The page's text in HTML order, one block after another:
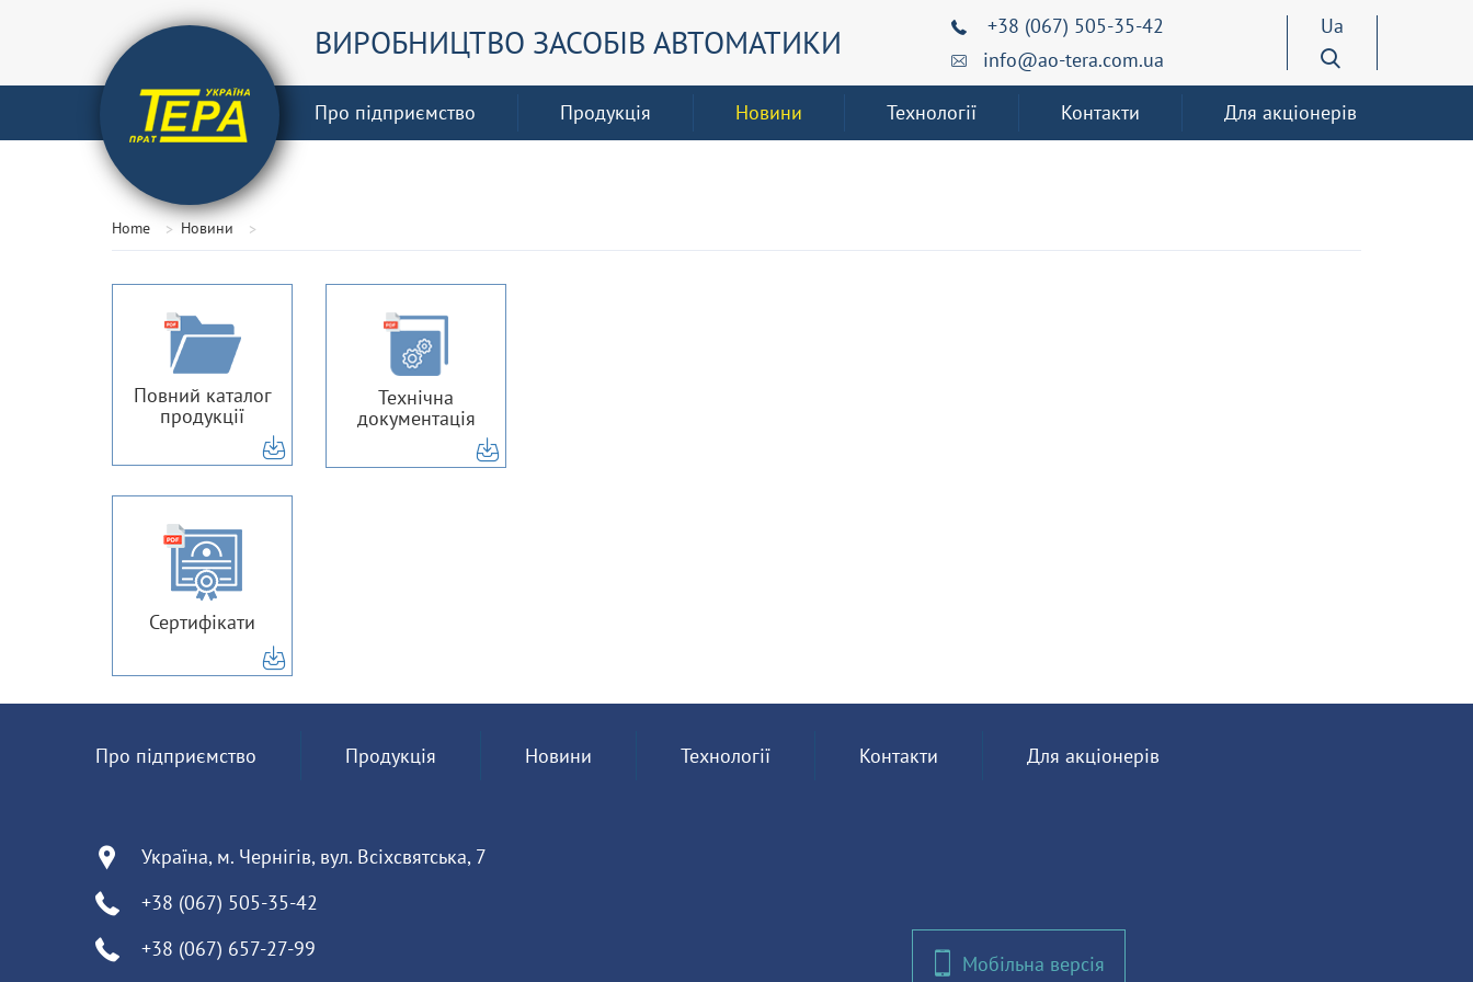
ВИРОБНИЦТВО ЗАСОБІВ АВТОМАТИКИ
+38 (067) 505-35-42
info@ao-tera.com.ua
Ua
Про підприємство Продукція Новини Технології Контакти Для акціонерів
Home Новини
Повний каталог
продукції
Технічна
документація
Сертифікати
Про підприємство Продукція Новини Технології Контакти Для акціонерів
Україна, м. Чернігів, вул. Всіхсвятська, 7
+38 (067) 505-35-42
+38 (067) 657-27-99
Мобільна версія